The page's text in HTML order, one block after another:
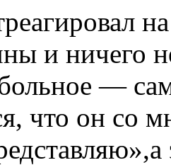
и ничего
—
что он со